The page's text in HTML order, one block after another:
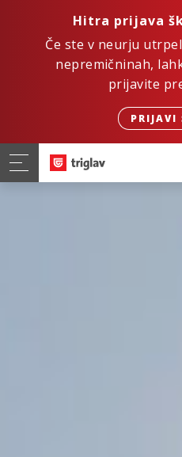
Hitra prijava
Če ste v neurju
nepremičninah,
prijavite
PRIJAVI